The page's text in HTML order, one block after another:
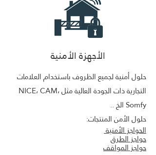
الأجهزة الأمنية
حلول أمنية لجميع الظروف باستخدام العلامات
التجارية ذات الجودة العالية مثل NICE، CAM،
Somfy الخ ..
حلول الأمن المنتجات:
الحواجز الأمنية
حواجز الطرق
حواجز المواقف